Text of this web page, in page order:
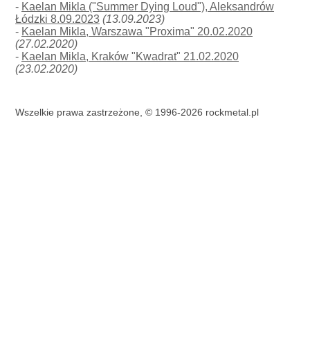
- Kaelan Mikla ("Summer Dying Loud"), Aleksandrów
Łódzki 8.09.2023 (13.09.2023)
- Kaelan Mikla, Warszawa "Proxima" 20.02.2020
(27.02.2020)
- Kaelan Mikla, Kraków "Kwadrat" 21.02.2020
(23.02.2020)
Wszelkie prawa zastrzeżone, © 1996-2026 rockmetal.pl